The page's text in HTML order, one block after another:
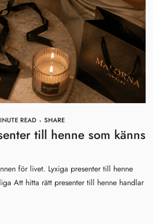
READ SHARE
till henne som känns
för livet. Lyxiga presenter till henne
Att hitta rätt presenter till henne handlar